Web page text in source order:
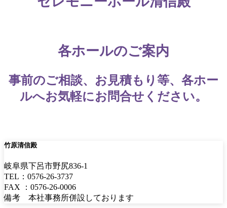
各ホールのご案内
事前のご相談、お見積もり等、各ホー
ルへお気軽にお問合せください。
竹原清信殿
岐阜県下呂市野尻836-1
TEL：0576-26-3737
FAX ：0576-26-0006
備考 本社事務所併設しております